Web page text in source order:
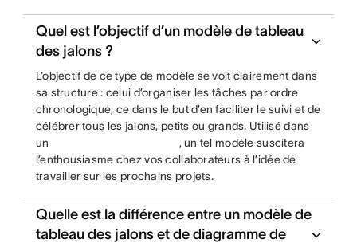
Quel est l’objectif d’un modèle de tableau
des jalons ?
L’objectif de ce type de modèle se voit clairement dans
sa structure : celui d’organiser les tâches par ordre
chronologique, ce dans le but d’en faciliter le suivi et de
célébrer tous les jalons, petits ou grands. Utilisé dans
un
, un tel modèle suscitera
l’enthousiasme chez vos collaborateurs à l’idée de
travailler sur les prochains projets.
Quelle est la différence entre un modèle de
tableau des jalons et de diagramme de